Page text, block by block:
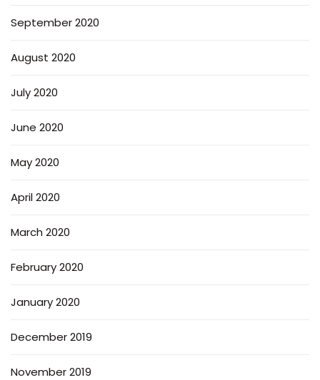
September 2020
August 2020
July 2020
June 2020
May 2020
April 2020
March 2020
February 2020
January 2020
December 2019
November 2019